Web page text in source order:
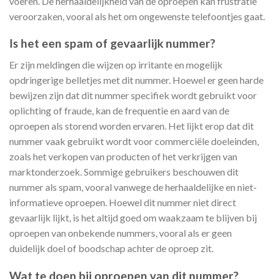
veroorzaken, vooral als het om ongewenste telefoontjes gaat.
Is het een spam of gevaarlijk nummer?
Er zijn meldingen die wijzen op irritante en mogelijk
opdringerige belletjes met dit nummer. Hoewel er geen harde
bewijzen zijn dat dit nummer specifiek wordt gebruikt voor
oplichting of fraude, kan de frequentie en aard van de
oproepen als storend worden ervaren. Het lijkt erop dat dit
nummer vaak gebruikt wordt voor commerciële doeleinden,
zoals het verkopen van producten of het verkrijgen van
marktonderzoek. Sommige gebruikers beschouwen dit
nummer als spam, vooral vanwege de herhaaldelijke en niet-
informatieve oproepen. Hoewel dit nummer niet direct
gevaarlijk lijkt, is het altijd goed om waakzaam te blijven bij
oproepen van onbekende nummers, vooral als er geen
duidelijk doel of boodschap achter de oproep zit.
Wat te doen bij oproepen van dit nummer?